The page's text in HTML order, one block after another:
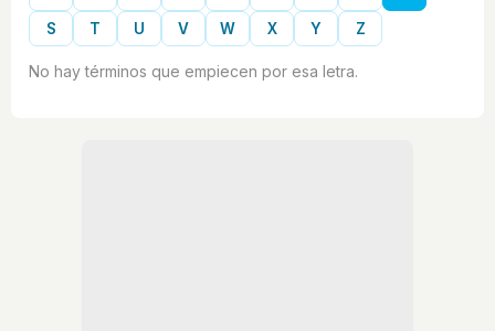
S
T U V W X Y Z
No hay términos que empiecen por esa letra.